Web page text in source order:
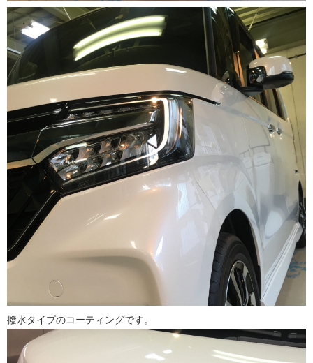
撥水タイプのコーティングです。